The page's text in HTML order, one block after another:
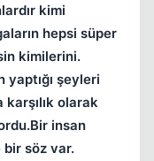
kimi
hepsi süper
kimilerini.
yaptığı şeyleri
olarak
insan
söz var.